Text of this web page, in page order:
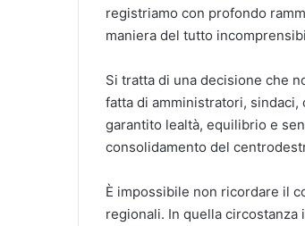
registriamo con profondo
maniera del tutto
Si tratta di una decisione che
fatta di amministratori,
garantito lealtà, equilibrio e
consolidamento del
È impossibile non ricordare il
regionali. In quella